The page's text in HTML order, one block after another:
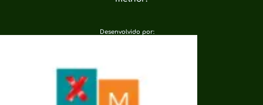
Desenvolvido por: